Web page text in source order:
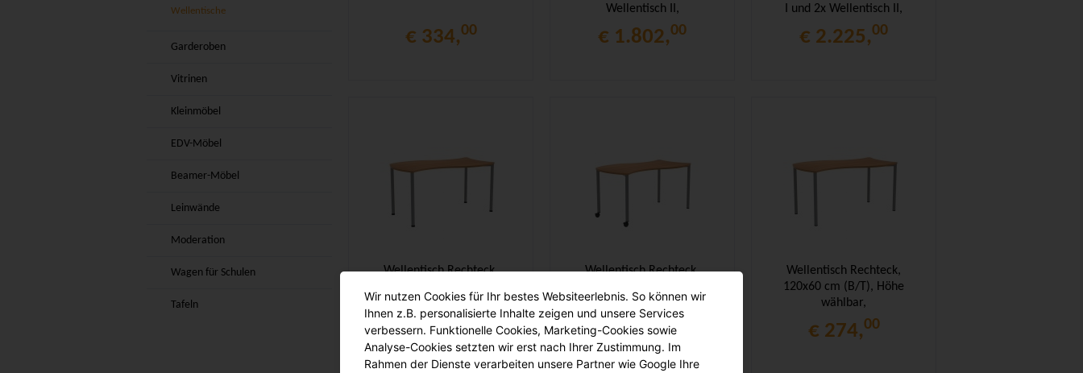
Wellentische
Garderoben
Vitrinen
Kleinmöbel
EDV-Möbel
Beamer-Möbel
Leinwände
Moderation
Wagen für Schulen
Tafeln
€ 334,00
Wellentisch II,
€ 1.802,00
I und 2x Wellentisch II,
€ 2.225,00
Wellentisch Rechteck,
höhenverstellbar von 52-66
cm,
€ 331,00
Wellentisch Rechteck,
wählbar, fahrbar
€ 320,00
Wellentisch Rechteck,
120x60 cm (B/T), Höhe
wählbar,
€ 274,00
Wir nutzen Cookies für Ihr bestes Websiteerlebnis. So können wir
Ihnen z.B. personalisierte Inhalte zeigen und unsere Services
verbessern. Funktionelle Cookies, Marketing-Cookies sowie
Analyse-Cookies setzten wir erst nach Ihrer Zustimmung. Im
Rahmen der Dienste verarbeiten unsere Partner wie Google Ihre